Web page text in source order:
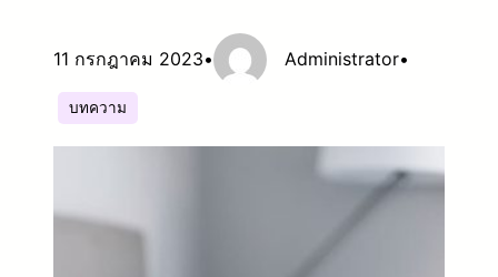
11 กรกฎาคม 2023• Administrator•
บทความ